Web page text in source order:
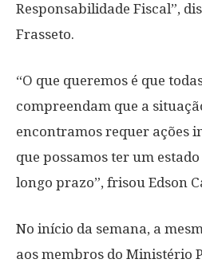
Responsabilidade Fiscal”,
Frasseto.
“O que queremos é que
compreendam que a
encontramos requer ações
que possamos ter um
longo prazo”, frisou Edson
No início da semana, a
aos membros do Ministério